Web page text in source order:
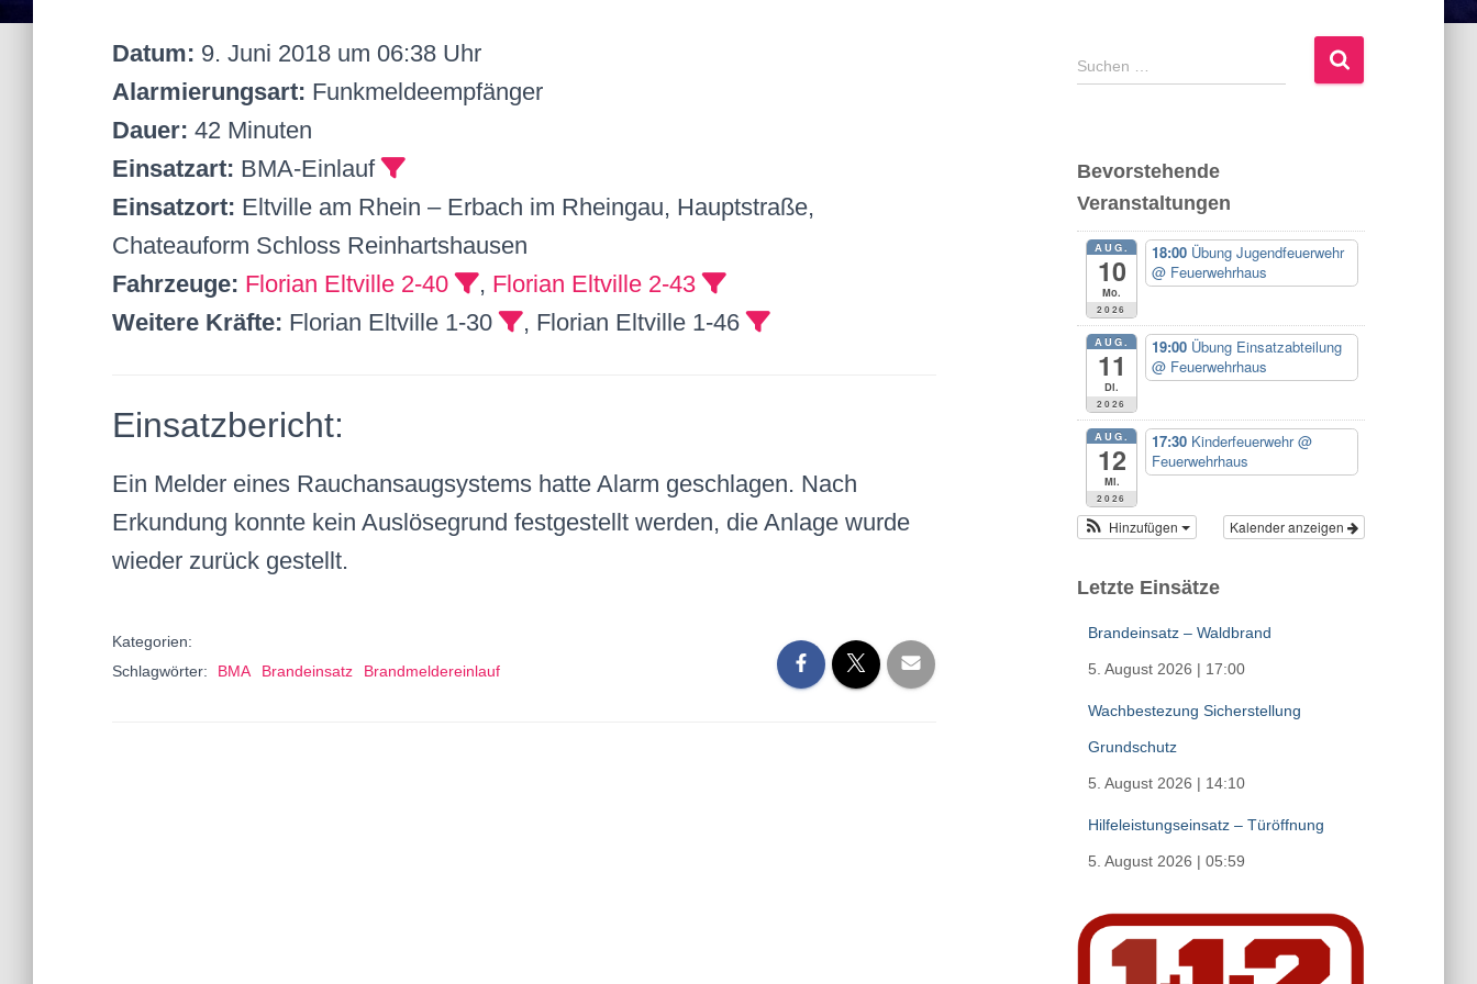
Datum: 9. Juni 2018 um 06:38 Uhr
Alarmierungsart: Funkmeldeempfänger
Dauer: 42 Minuten
Einsatzart: BMA-Einlauf
Einsatzort: Eltville am Rhein – Erbach im Rheingau, Hauptstraße,
Chateauform Schloss Reinhartshausen
Fahrzeuge: Florian Eltville 2-40 , Florian Eltville 2-43
Weitere Kräfte: Florian Eltville 1-30 , Florian Eltville 1-46
Einsatzbericht:
Ein Melder eines Rauchansaugsystems hatte Alarm geschlagen. Nach
Erkundung konnte kein Auslösegrund festgestellt werden, die Anlage wurde
wieder zurück gestellt.
Kategorien:
Schlagwörter:
BMA Brandeinsatz Brandmeldereinlauf
S
u
n
n
Suchen …
Bevorstehende
Veranstaltungen
AUG.
10
Mo.
2026
18:00 Übung Jugendfeuerwehr
@ Feuerwehrhaus
AUG.
11
Di.
2026
19:00 Übung Einsatzabteilung
@ Feuerwehrhaus
AUG.
12
Mi.
2026
17:30 Kinderfeuerwehr@
Feuerwehrhaus
Kalender anzeigen
Hinzufügen
Letzte Einsätze
Brandeinsatz – Waldbrand
5. August 2026 | 17:00
Wachbestezung Sicherstellung
Grundschutz
5. August 2026 | 14:10
Hilfeleistungseinsatz – Türöffnung
5. August 2026 | 05:59